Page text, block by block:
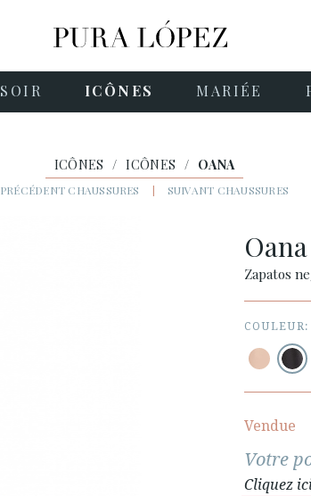
SOIR ICÔNES MARIÉE
ICÔNES / ICÔNES / OANA
PRÉCÉDENT CHAUSSURES | SUIVANT CHAUSSURES
Oana
Zapatos
COULEUR:
Vendue
Votre
Cliquez